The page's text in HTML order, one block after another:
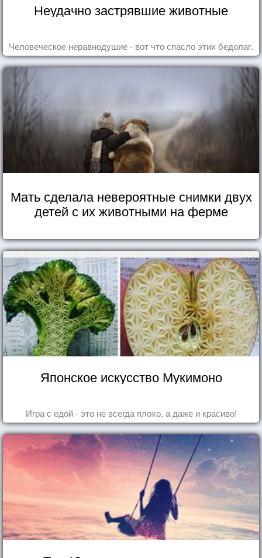
Неудачно застрявшие животные
Человеческое неравнодушие - вот что спасло этих бедолаг.
Мать сделала невероятные снимки двух
детей с их животными на ферме
Японское искусство Мукимоно
Игра с едой - это не всегда плохо, а даже и красиво!